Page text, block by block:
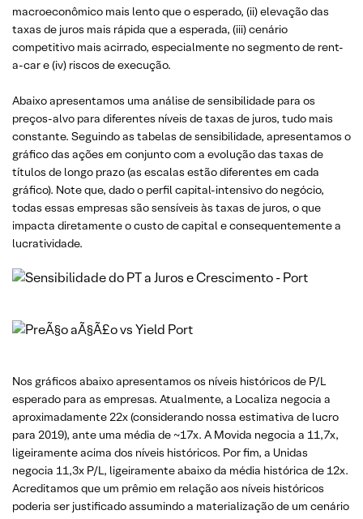
macroeconômico mais lento que o esperado, (ii) elevação das
taxas de juros mais rápida que a esperada, (iii) cenário
competitivo mais acirrado, especialmente no segmento de rent-
a-car e (iv) riscos de execução.
Abaixo apresentamos uma análise de sensibilidade para os
preços-alvo para diferentes níveis de taxas de juros, tudo mais
constante. Seguindo as tabelas de sensibilidade, apresentamos o
gráfico das ações em conjunto com a evolução das taxas de
títulos de longo prazo (as escalas estão diferentes em cada
gráfico). Note que, dado o perfil capital-intensivo do negócio,
todas essas empresas são sensíveis às taxas de juros, o que
impacta diretamente o custo de capital e consequentemente a
lucratividade.
Nos gráficos abaixo apresentamos os níveis históricos de P/L
esperado para as empresas. Atualmente, a Localiza negocia a
aproximadamente 22x (considerando nossa estimativa de lucro
para 2019), ante uma média de ~17x. A Movida negocia a 11,7x,
ligeiramente acima dos níveis históricos. Por fim, a Unidas
negocia 11,3x P/L, ligeiramente abaixo da média histórica de 12x.
Acreditamos que um prêmio em relação aos níveis históricos
poderia ser justificado assumindo a materialização de um cenário